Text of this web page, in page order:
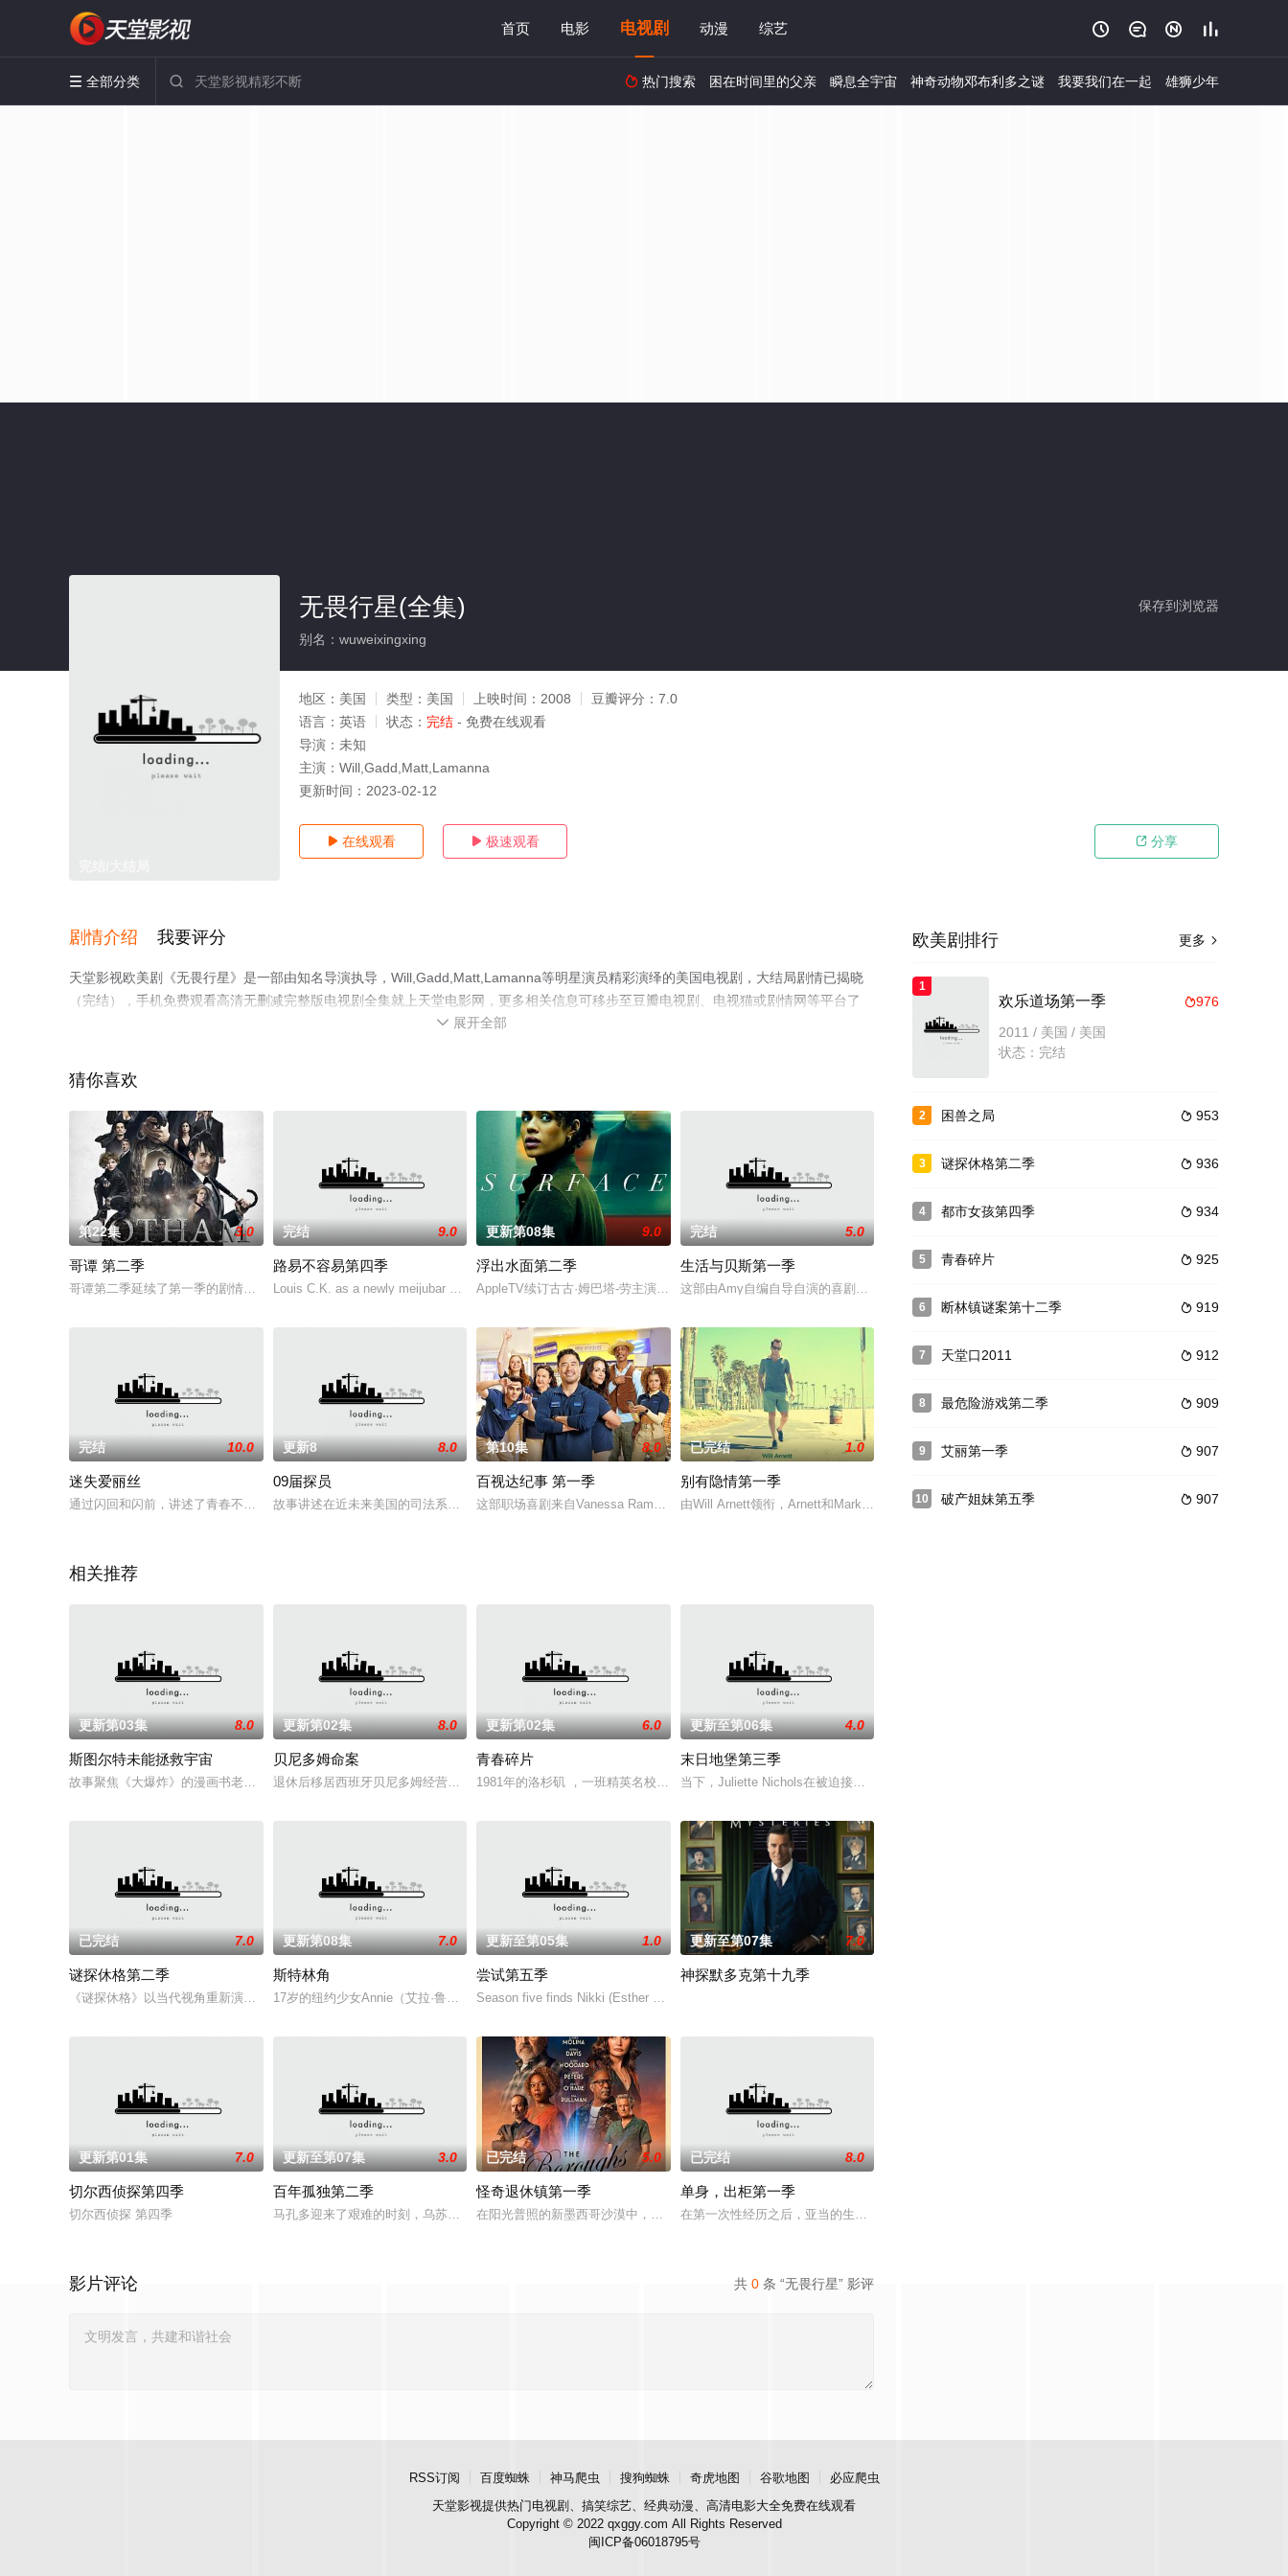
首页 电影 电视剧 动漫 综艺    
 全部分类   热门搜索 困在时间里的父亲 瞬息全宇宙 神奇动物邓布利多之谜 我要我们在一起 雄狮少年
保存到浏览器
无畏行星(全集)
别名：wuweixingxing
地区： 美国 类型： 美国 上映时间： 2008 豆瓣评分： 7.0
语言： 英语 状态： 完结 - 免费在线观看
导演： 未知
主演： Will,Gadd,Matt,Lamanna
更新时间： 2023-02-12
 在线观看  极速观看  分享
剧情介绍 我要评分
天堂影视欧美剧《无畏行星》是一部由知名导演执导，Will,Gadd,Matt,Lamanna等明星演员精彩演绎的美国电视剧，大结局剧情已揭晓
（完结），手机免费观看高清无删减完整版电视剧全集就上天堂电影网，更多相关信息可移步至豆瓣电视剧、电视猫或剧情网等平台了
。
 展开全部
猜你喜欢
第22集 3.0
哥谭 第二季
哥谭第二季延续了第一季的剧情，讲述了DC漫画中罪恶都市哥谭市的早期情况，第二季名为反派的崛起，其中讲述了各大DC反派和英雄的发展史，包括小丑早期的故事，
完结 9.0
路易不容易第四季
Louis C.K. as a newly meijubar divorced father raising his two daughters in
更新第08集 9.0
浮出水面第二季
AppleTV续订古古·姆巴塔-劳主演《浮出水面》第二季。
完结 5.0
生活与贝斯第一季
这部由Amy自编自导自演的喜剧早前获得了10集的预订。这是她自Comedy Central的剧集完结之后，所接下的
完结 10.0
迷失爱丽丝
通过闪回和闪前，讲述了青春不再的电影导演Alice (Ayelet Zurer)，对年轻编剧Sophie (Lihi Kornowski)日益痴迷。后者
更新8 8.0
09届探员
故事讲述在近未来美国的司法系统已经被人工智能所改变，主角是一群FBI探员，这群在09年毕业的探员因为一名共同好友过世而重聚。整个故事会横跨30年，在三条
第10集 8.0
百视达纪事 第一季
这部职场喜剧来自Vanessa Ramos与David Caspe，曾经参与了《百味超市》、《神烦警探》等剧的两人最早是将这个项目推荐给NBC，但此后由
已完结 1.0
别有隐情第一季
由Will Arnett领衔，Arnett和Mark Chappell联合制片。背景设定在洛杉矶一个叫Venice的区域，讲述的是一个自
相关推荐
更新第03集 8.0
斯图尔特未能拯救宇宙
故事聚焦《大爆炸》的漫画书老板斯图尔特·布鲁姆，他弄坏了一个谢尔顿和莱纳德制造的设备，意外导致了多元宇宙的世界末日，他必须与女友Denise、地质学家B
更新第02集 8.0
贝尼多姆命案
退休后移居西班牙贝尼多姆经营酒吧的英国前刑警，原以为能过上平静生活。然而，当地接连发生游客离奇死亡事件，他不得不重拾侦探本能，与一位热衷真实犯罪的酒吧女
更新第02集 6.0
青春碎片
1981年的洛杉矶 ，一班精英名校的高中生原本过住灿烂生活，直至一位神秘转校生出现。与此同时，专门猎杀青少年的连环杀人魔“The Trawler”在
更新至第06集 4.0
末日地堡第三季
当下，Juliette Nichols在被迫接受“净化”后幸存下来，但记忆却已丧失，而地堡正从叛乱中恢复，并面临着新
已完结 7.0
谜探休格第二季
《谜探休格》以当代视角重新演绎了文学、电影和电视史上最受欢迎且意义重大的题材之一——私家侦探故事。第二季迎来洛杉矶标志性私家侦探兼电影鉴赏家约翰·休格的
更新第08集 7.0
斯特林角
17岁的纽约少女Annie（艾拉·鲁宾 饰）和双胞胎哥哥由养父抚养长大。她无意中继承了神秘外祖父在加拿大的一座岛屿。于是她前往加拿大度过了一个夏天。在那
更新至第05集 1.0
尝试第五季
Season five finds Nikki (Esther Smith) and Jason (Rafe Spall) dealing with t
更新至第07集 7.0
神探默多克第十九季
更新第01集 7.0
切尔西侦探第四季
切尔西侦探 第四季
更新至第07集 3.0
百年孤独第二季
马孔多迎来了艰难的时刻，乌苏拉·伊瓜兰的诅咒成真，和平越来越难维持……该剧改编自诺贝尔文学奖得主加西亚·马尔克斯的同名小说。
已完结 5.0
怪奇退休镇第一季
在阳光普照的新墨西哥沙漠中，坐落着风景如画的退休镇，小镇致力于为居民提供毕生难忘的美好时光。然而，对于新来的山姆·库珀而言，这天堂
已完结 8.0
单身，出柜第一季
在第一次性经历之后，亚当的生活永远地改变了。在平衡工作、艺术爱好以及新恋情的同时，他学会了如何
共 0 条 “无畏行星” 影评
影片评论
更多 
欧美剧排行
1
976
欢乐道场第一季
2011 / 美国 / 美国
状态：完结
2  953
困兽之局
3  936
谜探休格第二季
4  934
都市女孩第四季
5  925
青春碎片
6  919
断林镇谜案第十二季
7  912
天堂口2011
8  909
最危险游戏第二季
9  907
艾丽第一季
10  907
破产姐妹第五季
RSS订阅 百度蜘蛛 神马爬虫 搜狗蜘蛛 奇虎地图 谷歌地图
必应爬虫
天堂影视提供热门电视剧、搞笑综艺、经典动漫、高清电影大全免费在线观看
Copyright © 2022 qxggy.com All Rights Reserved
闽ICP备06018795号